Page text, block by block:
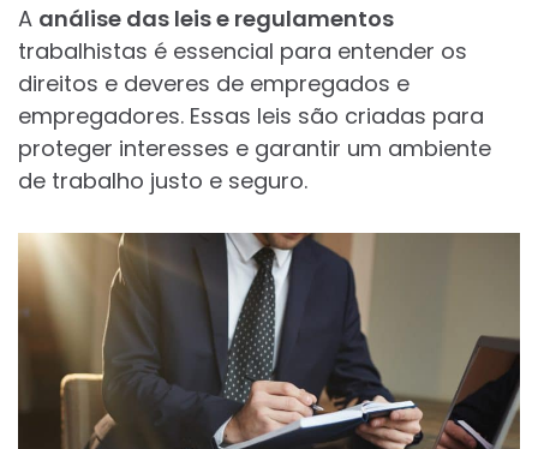
A análise das leis e regulamentos
trabalhistas é essencial para entender os
direitos e deveres de empregados e
empregadores. Essas leis são criadas para
proteger interesses e garantir um ambiente
de trabalho justo e seguro.